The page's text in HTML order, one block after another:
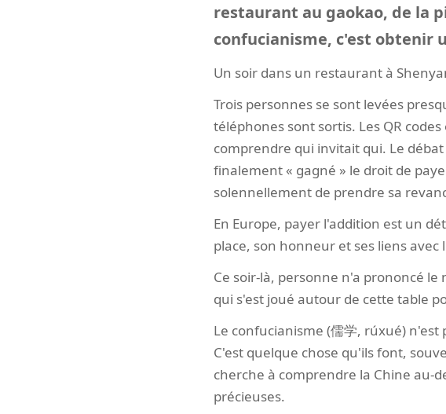
restaurant au gaokao, de la
confucianisme, c'est obtenir
Un soir dans un restaurant à
Trois personnes se sont levées
téléphones sont sortis. Les QR
comprendre qui invitait qui. Le
finalement « gagné » le droit de
solennellement de prendre sa
En Europe, payer l'addition est un
place, son honneur et ses liens avec
Ce soir-là, personne n'a prononcé le
qui s'est joué autour de cette table
Le confucianisme (儒学, rúxué)
C'est quelque chose qu'ils font,
cherche à comprendre la Chine au-
précieuses.